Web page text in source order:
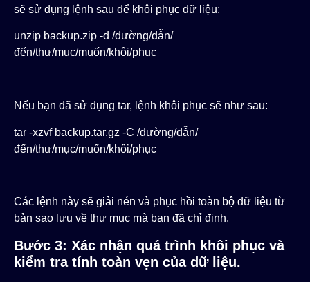
sẽ sử dụng lệnh sau để khôi phục dữ liệu:
unzip backup.zip -d /đường/dẫn/
đến/thư/mục/muốn/khôi/phục
Nếu bạn đã sử dụng tar, lệnh khôi phục sẽ như sau:
tar -xzvf backup.tar.gz -C /đường/dẫn/
đến/thư/mục/muốn/khôi/phục
Các lệnh này sẽ giải nén và phục hồi toàn bộ dữ liệu từ
bản sao lưu về thư mục mà bạn đã chỉ định.
Bước 3: Xác nhận quá trình khôi phục và
kiểm tra tính toàn vẹn của dữ liệu.